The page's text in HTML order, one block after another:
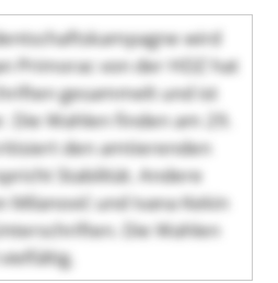
wird
Primorac von der HDZ hat
gesammelt und ist
Die Wahlen finden am 29.
den amtierenden
Stabilität. Andere
Milanović und Ivana Kekin
Die Wahlen